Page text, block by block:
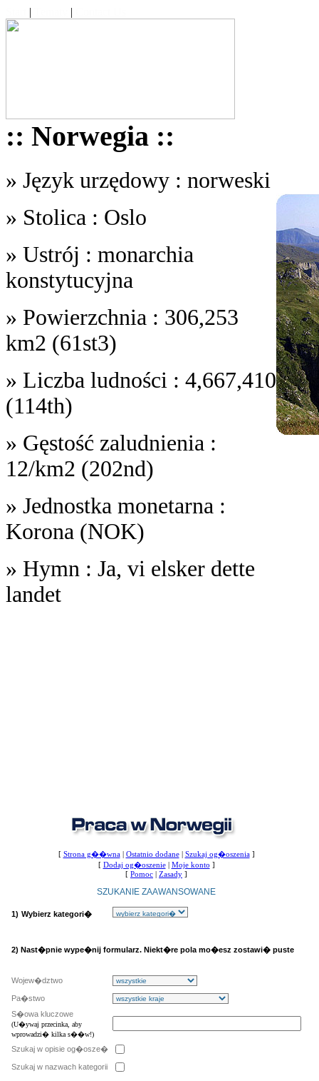
| |
:: Norwegia ::
» Język urzędowy : norweski
» Stolica : Oslo
» Ustrój : monarchia
konstytucyjna
» Powierzchnia : 306,253
km2 (61st3)
» Liczba ludności : 4,667,410
(114th)
» Gęstość zaludnienia :
12/km2 (202nd)
» Jednostka monetarna :
Korona (NOK)
» Hymn : Ja, vi elsker dette
landet
[ Strona g��wna| Ostatnio dodane| Szukaj og�oszenia]
[ Dodaj og�oszenie| Moje konto ]
[ Pomoc | Zasady ]
SZUKANIE ZAAWANSOWANE
1) Wybierz kategori�
2) Nast�pnie wype�nij formularz. Niekt�re pola mo�esz zostawi� puste
Wojew�dztwo
Pa�stwo
S�owa kluczowe
(U�ywaj przecinka, aby
wprowadzi� kilka s��w!)
Szukaj w opisie og�osze�
Szukaj w nazwach kategorii